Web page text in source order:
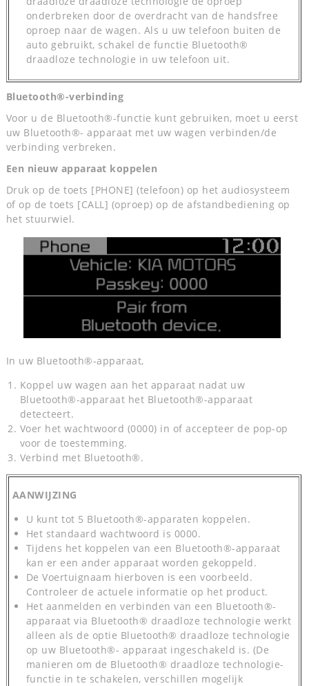
onderbreken door de overdracht van de handsfree
oproep naar de wagen. Als u uw telefoon buiten de
auto gebruikt, schakel de functie Bluetooth®
draadloze technologie in uw telefoon uit.
Bluetooth®-verbinding
Voor u de Bluetooth®-functie kunt gebruiken, moet u eerst
uw Bluetooth®- apparaat met uw wagen verbinden/de
verbinding verbreken.
Een nieuw apparaat koppelen
Druk op de toets [PHONE] (telefoon) op het audiosysteem
of op de toets [CALL] (oproep) op de afstandbediening op
het stuurwiel.
In uw Bluetooth®-apparaat,
Koppel uw wagen aan het apparaat nadat uw
Bluetooth®-apparaat het Bluetooth®-apparaat
detecteert.
Voer het wachtwoord (0000) in of accepteer de pop-op
voor de toestemming.
Verbind met Bluetooth®.
AANWIJZING
U kunt tot 5 Bluetooth®-apparaten koppelen.
Het standaard wachtwoord is 0000.
Tijdens het koppelen van een Bluetooth®-apparaat
kan er een ander apparaat worden gekoppeld.
De Voertuignaam hierboven is een voorbeeld.
Controleer de actuele informatie op het product.
Het aanmelden en verbinden van een Bluetooth®-
apparaat via Bluetooth® draadloze technologie werkt
alleen als de optie Bluetooth® draadloze technologie
op uw Bluetooth®- apparaat ingeschakeld is. (De
manieren om de Bluetooth® draadloze technologie-
functie in te schakelen, verschillen mogelijk